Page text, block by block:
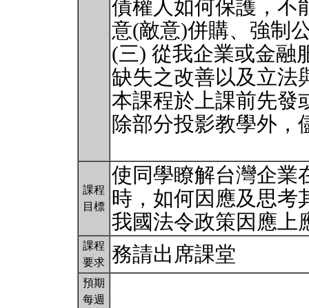
債權人如何保護，不
意(敵意)併購、強制
(三) 從我企業或金融
缺失之改善以及立法
本課程於上課前先發
除部分投影教學外，
課程
目標
使同學瞭解台灣企業
時，如何因應及思考
我國法令政策因應上
課程
要求 務請出席課堂
預期
每週